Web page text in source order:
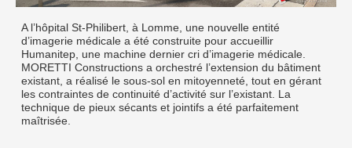
A l’hôpital St-Philibert, à Lomme, une nouvelle entité
d’imagerie médicale a été construite pour accueillir
Humanitep, une machine dernier cri d’imagerie médicale.
MORETTI Constructions a orchestré l’extension du bâtiment
existant, a réalisé le sous-sol en mitoyenneté, tout en gérant
les contraintes de continuité d’activité sur l’existant. La
technique de pieux sécants et jointifs a été parfaitement
maîtrisée.